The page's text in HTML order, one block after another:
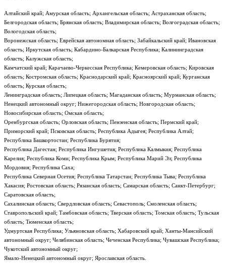
Алтайский край; Амурская область; Архангельская область; Астраханская область;
Белгородская область; Брянская область; Владимирская область; Волгоградская область;
Вологодская область;
Воронежская область; Еврейская автономная область; Забайкальский край; Ивановская
область; Иркутская область; Кабардино-Балкарская Республика; Калининградская
область; Калужская область;
Камчатский край; Карачаево-Черкесская Республика; Кемеровская область; Кировская
область; Костромская область; Краснодарский край; Красноярский край; Курганская
область; Курская область;
Ленинградская область; Липецкая область; Магаданская область; Мурманская область;
Ненецкий автономный округ; Нижегородская область; Новгородская область;
Новосибирская область; Омская область;
Оренбургская область; Орловская область; Пензенская область; Пермский край;
Приморский край; Псковская область; Республика Адыгея; Республика Алтай;
Республика Башкортостан; Республика Бурятия;
Республика Дагестан; Республика Ингушетия; Республика Калмыкия; Республика
Карелия; Республика Коми; Республика Крым; Республика Марий Эл; Республика
Мордовия; Республика Саха;
Республика Северная Осетия; Республика Татарстан; Республика Тыва; Республика
Хакасия; Ростовская область; Рязанская область; Самарская область; Санкт-Петербург;
Саратовская область;
Сахалинская область; Свердловская область; Севастополь; Смоленская область;
Ставропольский край; Тамбовская область; Тверская область; Томская область; Тульская
область; Тюменская область;
Удмуртская Республика; Ульяновская область; Хабаровский край; Ханты-Мансийский
автономный округ; Челябинская область; Чеченская Республика; Чувашская Республика;
Чукотский автономный округ;
Ямало-Ненецкий автономный округ; Ярославская область.